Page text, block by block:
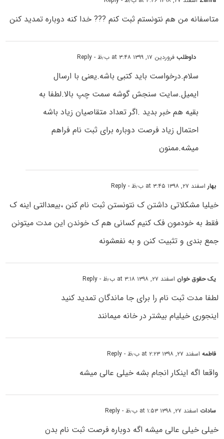
متاسفانه من هم نتونستم ثبت کنم ??? خدا کنه دوباره تمدید کنن
داوطلبفروردین ۱۷, ۱۳۹۹ at ۳:۴۸ ب٫ظ - Reply
سلام.درخواست باید کتبی باشه.یعنی با ارسال
ایمیل.سایت سنجش گوشه سمت چپ بالا.لطفا به
بقیه هم خبر بدید .اگر تعداد متقاصیان زیاد باشه
احتمال زیاد فرصت دوباره برای ثبت نام فراهم
میشه.ممنون
بهار اسفند ۲۷, ۱۳۹۸ at ۳:۴۵ ب٫ظ - Reply
خیلیا مشکلاتی داشتن ک نتونستن ثبت نام کنن ،بیعدالتی اینه ک
فقط به خودمون فک کنیم کسانی هم ک خوندن این مدت میتونن
جمع بندی و تثبیت کنن و به نفعشونه
یک حقوق خوان اسفند ۲۷, ۱۳۹۸ at ۳:۱۸ ب٫ظ - Reply
لطفا مدت ثبت نام را برای جا ماندگان تمدید کنید
اینجوری خیلیام بیشتر در خانه میمانند
فاطمهاسفند ۲۷, ۱۳۹۸ at ۲:۲۳ ب٫ظ - Reply
واقعا اگه اینکار انجام بشه خیلی عالی میشه
سادات اسفند ۲۷, ۱۳۹۸ at ۱:۵۳ ب٫ظ - Reply
خیلی خیلی عالی میشه اگه دوباره فرصت ثبت نام بدن